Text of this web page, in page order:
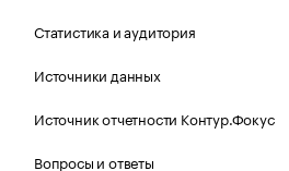
Статистика и аудитория
Источники данных
Источник отчетности Контур.Фокус
Вопросы и ответы